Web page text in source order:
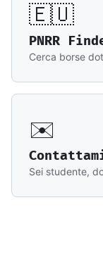
🇪🇺
PNRR
Cerca borse
✉️
Sei studente,